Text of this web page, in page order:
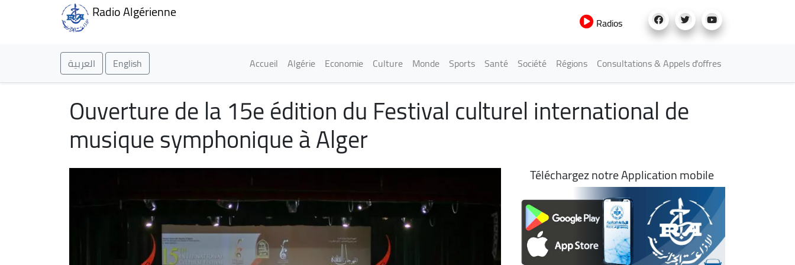
Radio Algérienne
Radios
العربية English Main navigation
Accueil Algérie Economie Culture Monde Sports Santé Société Régions Consultations & Appels d'offres
Ouverture de la 15e édition du Festival culturel international de
musique symphonique à Alger
Téléchargez notre Application mobile